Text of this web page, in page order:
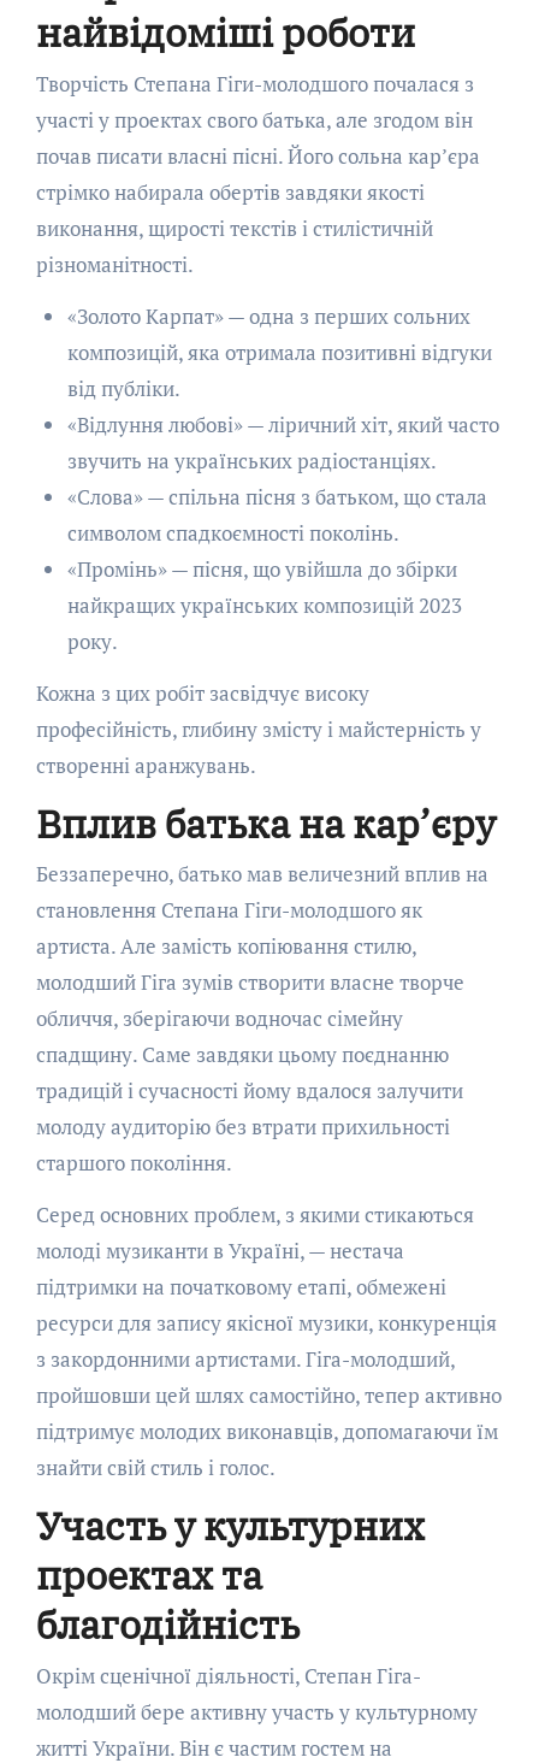
найвідоміші роботи
Творчість Степана Гіги-молодшого почалася з
участі у проектах свого батька, але згодом він
почав писати власні пісні. Його сольна кар’єра
стрімко набирала обертів завдяки якості
виконання, щирості текстів і стилістичній
різноманітності.
«Золото Карпат» — одна з перших сольних
композицій, яка отримала позитивні відгуки
від публіки.
«Відлуння любові» — ліричний хіт, який часто
звучить на українських радіостанціях.
«Слова» — спільна пісня з батьком, що стала
символом спадкоємності поколінь.
«Промінь» — пісня, що увійшла до збірки
найкращих українських композицій 2023
року.
Кожна з цих робіт засвідчує високу
професійність, глибину змісту і майстерність у
створенні аранжувань.
Вплив батька на кар’єру
Беззаперечно, батько мав величезний вплив на
становлення Степана Гіги-молодшого як
артиста. Але замість копіювання стилю,
молодший Гіга зумів створити власне творче
обличчя, зберігаючи водночас сімейну
спадщину. Саме завдяки цьому поєднанню
традицій і сучасності йому вдалося залучити
молоду аудиторію без втрати прихильності
старшого покоління.
Серед основних проблем, з якими стикаються
молоді музиканти в Україні, — нестача
підтримки на початковому етапі, обмежені
ресурси для запису якісної музики, конкуренція
з закордонними артистами. Гіга-молодший,
пройшовши цей шлях самостійно, тепер активно
підтримує молодих виконавців, допомагаючи їм
знайти свій стиль і голос.
Участь у культурних
проектах та
благодійність
Окрім сценічної діяльності, Степан Гіга-
молодший бере активну участь у культурному
житті України. Він є частим гостем на